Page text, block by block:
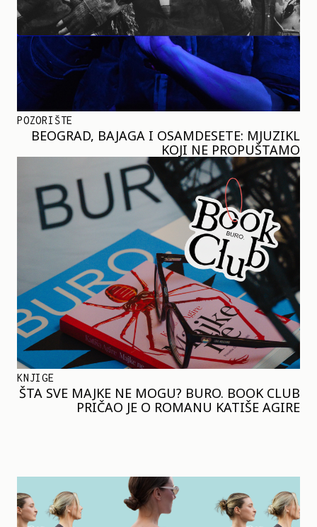
POZORIŠTE
BEOGRAD, BAJAGA I OSAMDESETE: MJUZIKL
KOJI NE PROPUŠTAMO
KNJIGE
ŠTA SVE MAJKE NE MOGU? BURO. BOOK CLUB
PRIČAO JE O ROMANU KATIŠE AGIRE